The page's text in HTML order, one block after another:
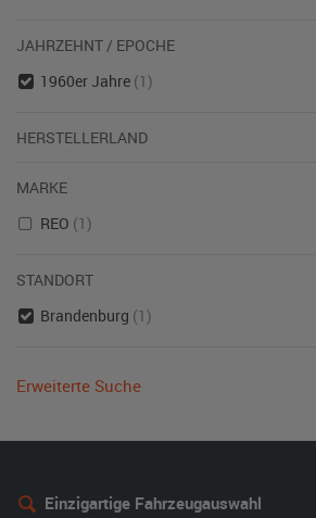
JAHRZEHNT / EPOCHE
1960er Jahre (1)
HERSTELLERLAND
MARKE
REO (1)
STANDORT
Brandenburg (1)
Erweiterte Suche
Einzigartige Fahrzeugauswahl